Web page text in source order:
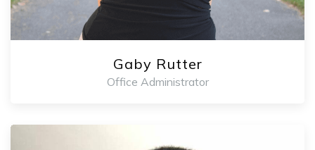
Gaby Rutter
Office Administrator